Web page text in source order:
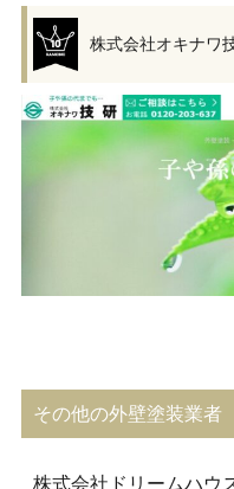
株式会社オキナワ
その他の外壁塗装業者
株式会社ドリームハウ